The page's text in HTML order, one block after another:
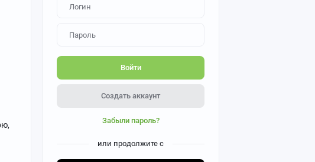
Войти
Создать аккаунт
Забыли пароль?
или продолжите с